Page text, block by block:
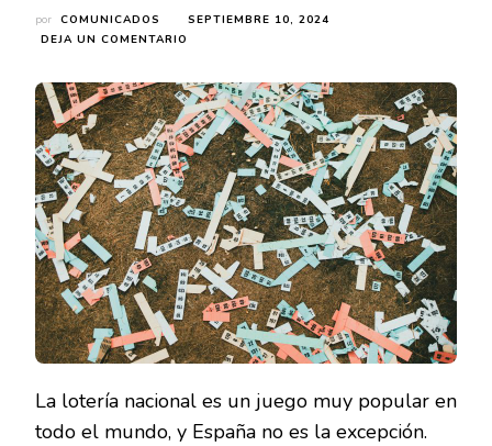
por COMUNICADOS
SEPTIEMBRE 10, 2024
DEJA UN COMENTARIO
LA
REVOLUCIÓN
DIGITAL
QUE
ESTÁ
CAMBIANDO
LA
FORMA
DE
JUGAR
A
LA
LOTERÍA
La lotería nacional es un juego muy popular en
todo el mundo, y España no es la excepción.